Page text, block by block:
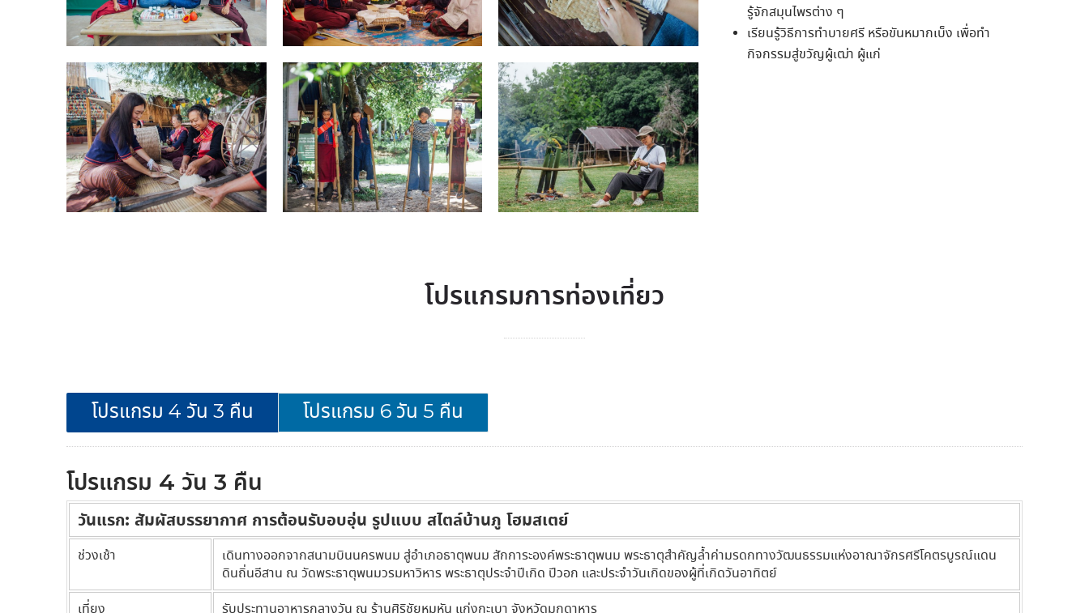
รู้จักสมุนไพรต่าง ๆ
เรียนรู้วิธีการทำบายศรี หรือขันหมากเบ็ง เพื่อทำ
กิจกรรมสู่ขวัญผู้เฒ่า ผู้แก่
โปรแกรมการท่องเที่ยว
โปรแกรม 4 วัน 3 คืน โปรแกรม 6 วัน 5 คืน
โปรแกรม 4 วัน 3 คืน
วันแรก: สัมผัสบรรยากาศ การต้อนรับอบอุ่น รูปแบบ สไตล์บ้านภู โฮมสเตย์
ช่วงเช้า
เดินทางออกจากสนามบินนครพนม สู่อำเภอธาตุพนม สักการะองค์พระธาตุพนม พระธาตุสำคัญล้ำค่ามรดกทางวัฒนธรรมแห่งอาณาจักรศรีโคตรบูรณ์แดน
ดินถิ่นอีสาน ณ วัดพระธาตุพนมวรมหาวิหาร พระธาตุประจำปีเกิด ปีวอก และประจำวันเกิดของผู้ที่เกิดวันอาทิตย์
เที่ยง รับประทานอาหารกลางวัน ณ ร้านศิริชัยหมูหัน แก่งกะเบา จังหวัดมุกดาหาร